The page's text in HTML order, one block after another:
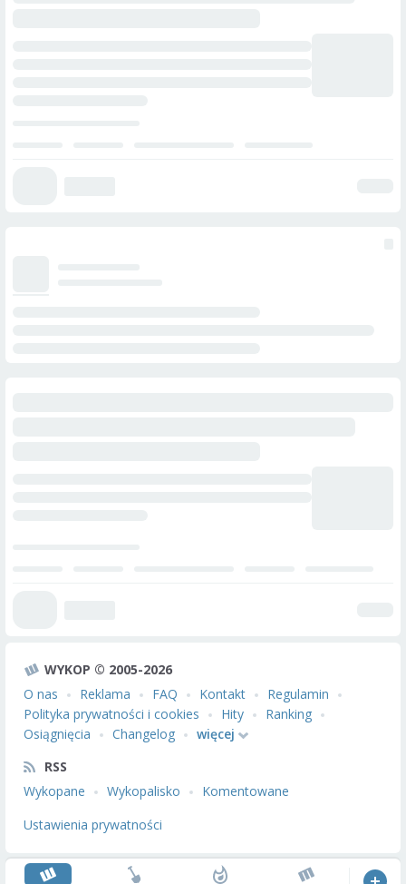
WYKOP © 2005-2026
O nas
Reklama FAQ Kontakt
Regulamin
Polityka prywatności i cookies
Hity
Ranking
Osiągnięcia
Changelog
więcej
RSS
Wykopane
Wykopalisko
Komentowane
Ustawienia prywatności